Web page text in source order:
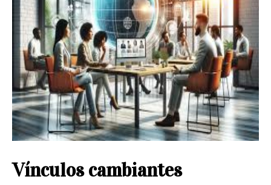
Vínculos cambiantes